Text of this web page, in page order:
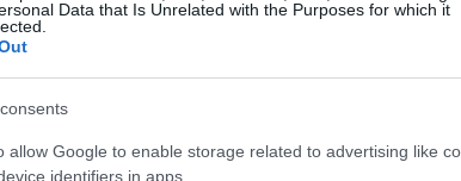
Data that Is Unrelated with the Purposes for which it
allow Google to enable storage related to advertising like
identifiers in apps.
Le banche possono finanziare l’intero
100%
al compratore il restante20%. Tra gli aspetti
, iltasso di interesse
mantiene la rata invariata per tutta la